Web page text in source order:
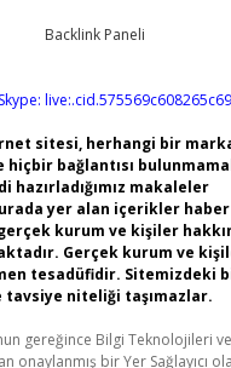
Skype: live:.cid.575569c608265c69
sitesi, herhangi bir
hiçbir bağlantısı
hazırladığımız makaleler
yer alan içerikler
kurum ve kişiler
Gerçek kurum ve
tesadüfidir. Sitemizdeki
niteliği taşımazlar.
gereğince Bilgi Teknolojileri
onaylanmış bir Yer Sağlayıcı